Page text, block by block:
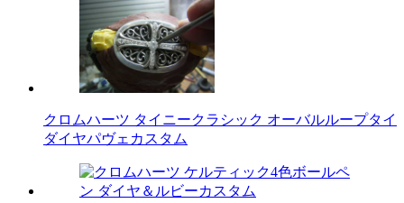
クロムハーツ タイニークラシック オーバルループタイ
ダイヤパヴェカスタム